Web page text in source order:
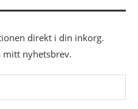
direkt i din inkorg.
mitt nyhetsbrev.